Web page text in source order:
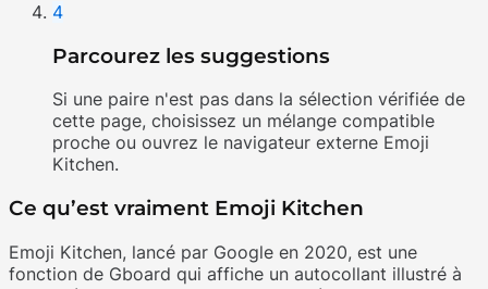
4
Parcourez les suggestions
Si une paire n'est pas dans la sélection vérifiée de
cette page, choisissez un mélange compatible
proche ou ouvrez le navigateur externe Emoji
Kitchen.
Ce qu’est vraiment Emoji Kitchen
Emoji Kitchen, lancé par Google en 2020, est une
fonction de Gboard qui affiche un autocollant illustré à